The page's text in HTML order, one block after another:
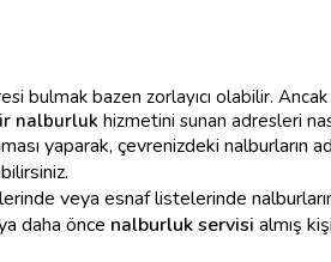
bulmak bazen zorlayıcı olabilir.
nalburluk hizmetini sunan adresleri
yaparak, çevrenizdeki nalburların
veya esnaf listelerinde
daha önce nalburluk servisi almış